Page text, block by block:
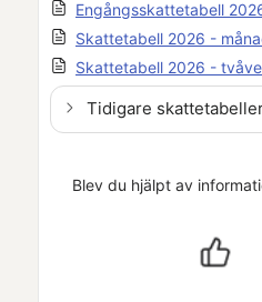
Engångsskattetabell
Skattetabell 2026 -
Skattetabell 2026 -
Tidigare
Blev du hjälpt av